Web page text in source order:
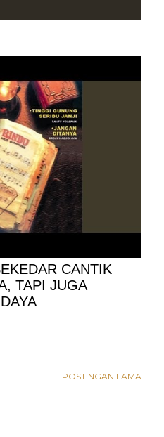
CANTIK
TAPI JUGA
POSTINGAN LAMA